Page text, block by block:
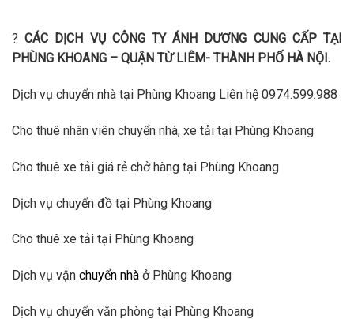
? CÁC DỊCH VỤ CÔNG TY ÁNH DƯƠNG CUNG CẤP TẠI
PHÙNG KHOANG – QUẬN TỪ LIÊM- THÀNH PHỐ HÀ NỘI.
Dịch vụ chuyển nhà tại Phùng Khoang Liên hệ 0974.599.988
Cho thuê nhân viên chuyển nhà, xe tải tại Phùng Khoang
Cho thuê xe tải giá rẻ chở hàng tại Phùng Khoang
Dịch vụ chuyển đồ tại Phùng Khoang
Cho thuê xe tải tại Phùng Khoang
Dịch vụ vận chuyển nhà ở Phùng Khoang
Dịch vụ chuyển văn phòng tại Phùng Khoang